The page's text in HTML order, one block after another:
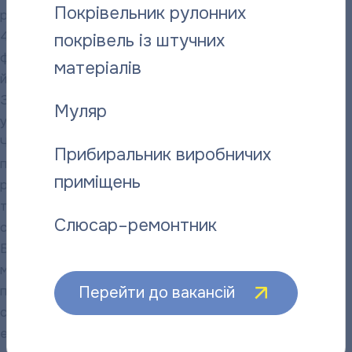
рекордну кількість учасників —
47 051 особових рахунків. Це
фактично означає, що кожен 2-
й абонент підприємства є
ЗРАЗКОВИМ, а отже приймав
участь у розіграші призів.
Чисельність призового фонду, у
порівнянні з попередніми
розіграшами, в свою чергу,
також істотно збільшилася і
сягнула 36-ти одиниць.
Блендери, праски,
мікрохвильові печі, міксери,
пилососи, кухонні комбайни,
соковижималки, магнітоли,
електром’ясорубки — ось ті
Покрівельник рулонних
покрівель із штучних
матеріалів
Муляр
Прибиральник виробничих
приміщень
Слюсар–ремонтник
Перейти до вакансій